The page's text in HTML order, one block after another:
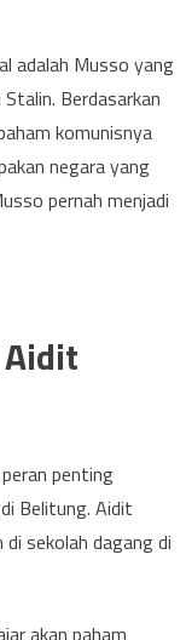
adalah Musso yang
Berdasarkan
komunisnya
negara yang
pernah menjadi
penting
Belitung. Aidit
sekolah dagang di
akan paham